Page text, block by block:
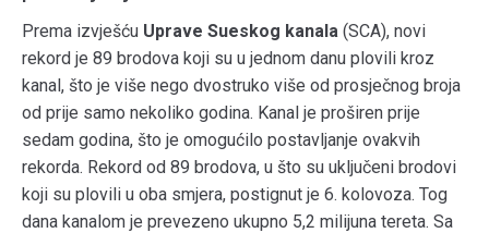
Prema izvješću Uprave Sueskog kanala (SCA), novi
rekord je 89 brodova koji su u jednom danu plovili kroz
kanal, što je više nego dvostruko više od prosječnog broja
od prije samo nekoliko godina. Kanal je proširen prije
sedam godina, što je omogućilo postavljanje ovakvih
rekorda. Rekord od 89 brodova, u što su uključeni brodovi
koji su plovili u oba smjera, postignut je 6. kolovoza. Tog
dana kanalom je prevezeno ukupno 5,2 milijuna tereta. Sa